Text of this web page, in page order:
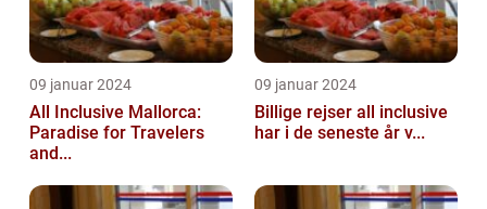
09 januar 2024
All Inclusive Mallorca:
Paradise for Travelers
and...
09 januar 2024
Billige rejser all inclusive
har i de seneste år v...